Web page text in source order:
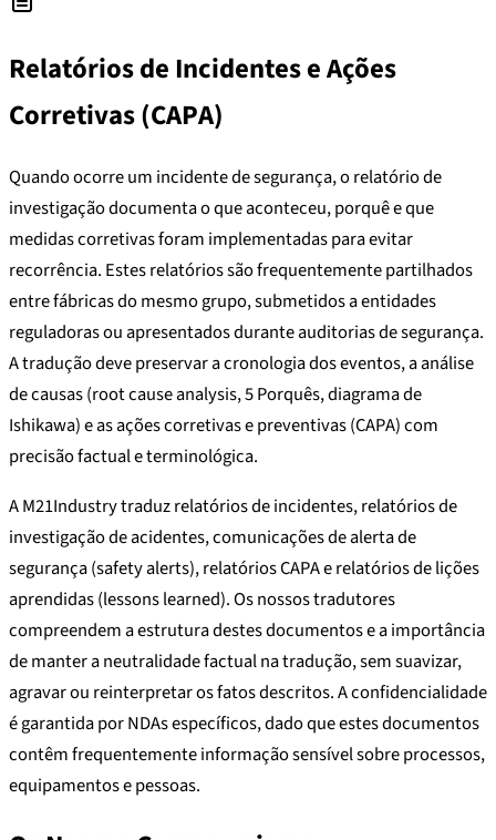
Relatórios de Incidentes e Ações
Corretivas (CAPA)
Quando ocorre um incidente de segurança, o relatório de
investigação documenta o que aconteceu, porquê e que
medidas corretivas foram implementadas para evitar
recorrência. Estes relatórios são frequentemente partilhados
entre fábricas do mesmo grupo, submetidos a entidades
reguladoras ou apresentados durante auditorias de segurança.
A tradução deve preservar a cronologia dos eventos, a análise
de causas (root cause analysis, 5 Porquês, diagrama de
Ishikawa) e as ações corretivas e preventivas (CAPA) com
precisão factual e terminológica.
A M21Industry traduz relatórios de incidentes, relatórios de
investigação de acidentes, comunicações de alerta de
segurança (safety alerts), relatórios CAPA e relatórios de lições
aprendidas (lessons learned). Os nossos tradutores
compreendem a estrutura destes documentos e a importância
de manter a neutralidade factual na tradução, sem suavizar,
agravar ou reinterpretar os fatos descritos. A confidencialidade
é garantida por NDAs específicos, dado que estes documentos
contêm frequentemente informação sensível sobre processos,
equipamentos e pessoas.